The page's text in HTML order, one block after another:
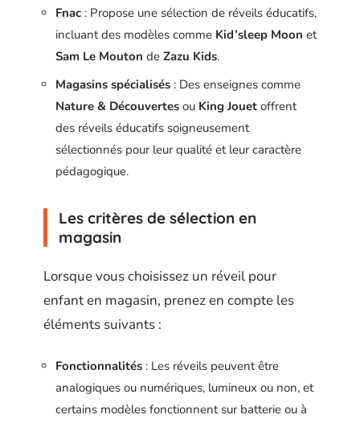
Fnac : Propose une sélection de réveils éducatifs,
incluant des modèles comme Kid’sleep Moon et
Sam Le Mouton de Zazu Kids.
Magasins spécialisés : Des enseignes comme
Nature & Découvertes ou King Jouet offrent
des réveils éducatifs soigneusement
sélectionnés pour leur qualité et leur caractère
pédagogique.
Les critères de sélection en
magasin
Lorsque vous choisissez un réveil pour
enfant en magasin, prenez en compte les
éléments suivants :
Fonctionnalités : Les réveils peuvent être
analogiques ou numériques, lumineux ou non, et
certains modèles fonctionnent sur batterie ou à